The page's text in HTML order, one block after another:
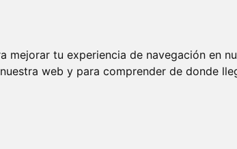
mejorar tu experiencia de navegación en
web y para comprender de donde